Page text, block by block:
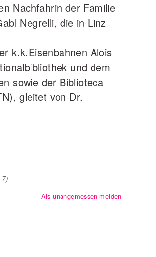
Nachfahrin der Familie
Negrelli, die in Linz
k.k.Eisenbahnen Alois
und dem
sowie der Biblioteca
gleitet von Dr.
)
Als unangemessen melden